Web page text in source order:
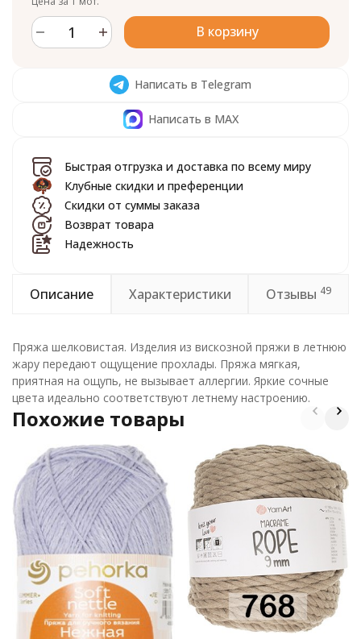
В корзину
Написать в Telegram
Написать в MAX
Быстрая отгрузка и доставка по всему миру
Клубные скидки и преференции
Скидки от суммы заказа
Возврат товара
Надежность
Описание Характеристики Отзывы 49
Пряжа шелковистая. Изделия из вискозной пряжи в летнюю
жару передают ощущение прохлады. Пряжа мягкая,
приятная на ощупь, не вызывает аллергии. Яркие сочные
цвета идеально соответствуют летнему настроению.
Похожие товары